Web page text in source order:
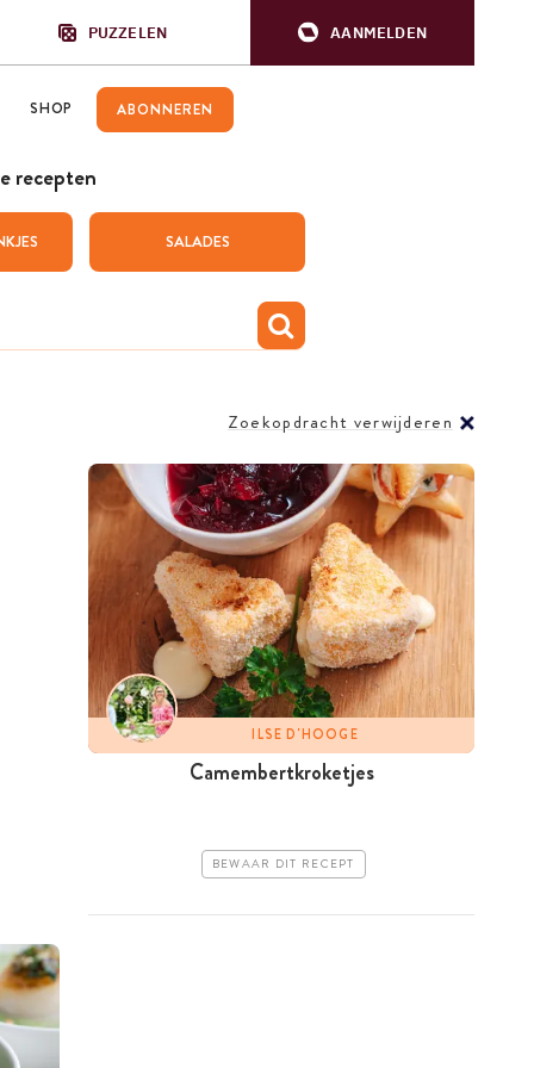
PUZZELEN AANMELDEN
SHOP ABONNEREN
recepten
SALADES
Zoekopdracht verwijderen
ILSE D'HOOGE
Camembertkroketjes
BEWAAR DIT RECEPT